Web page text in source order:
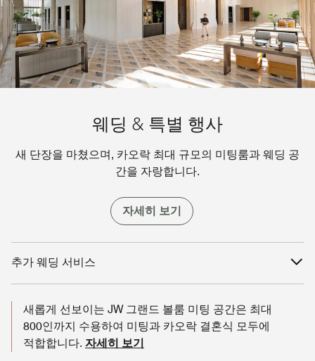
웨딩 & 특별 행사
새 단장을 마쳤으며, 카오락 최대 규모의 미팅룸과 웨딩 공
간을 자랑합니다.
자세히 보기
추가 웨딩 서비스
새롭게 선보이는 JW 그랜드 볼룸 미팅 공간은 최대
800인까지 수용하여 미팅과 카오락 결혼식 모두에
적합합니다. 자세히 보기